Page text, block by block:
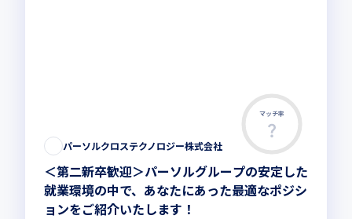
マッチ率
パーソルクロステクノロジー株式会社
＜第二新卒歓迎＞パーソルグループの安定した
就業環境の中で、あなたにあった最適なポジシ
ョンをご紹介いたします！